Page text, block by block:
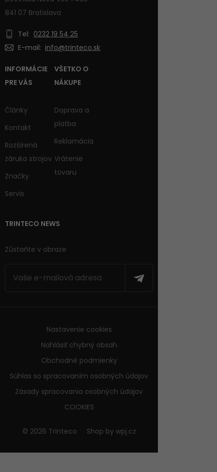
841 07 Bratislava
Tel: 0232 19 54 25
E-mail: info@trinteco.sk
INFORMÁCIE
PRE VÁS
Články
Kontakt
Rozšírená
záruka strojov
Značky
Servis
VŠETKO O
NÁKUPE
Doprava a
platba
Reklamácia
Vrátenie
tovaru
TRINTECO NEWS
Zůstaňte v obraze
© 2026 Trinteco
Nastavenie cookies
Nahlásiť chybný obsah
Obchodné podmienky
Súhlas so spracovaním osobných údajov
Zásady spracovania osobných údajov
COOKIES
Shop by wpj.cz